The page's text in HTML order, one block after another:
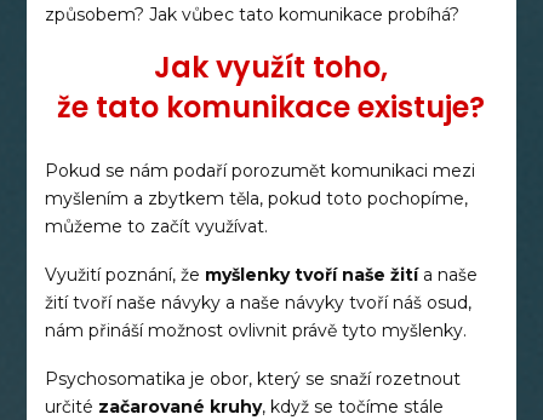
způsobem? Jak vůbec tato komunikace probíhá?
Jak využít toho,
že tato komunikace existuje?
Pokud se nám podaří porozumět komunikaci mezi
myšlením a zbytkem těla, pokud toto pochopíme,
můžeme to začít využívat.
Využití poznání, že myšlenky tvoří naše žitía naše
žití tvoří naše návyky a naše návyky tvoří náš osud,
nám přináší možnost ovlivnit právě tyto myšlenky.
Psychosomatika je obor, který se snaží rozetnout
určité začarované kruhy, když se točíme stále